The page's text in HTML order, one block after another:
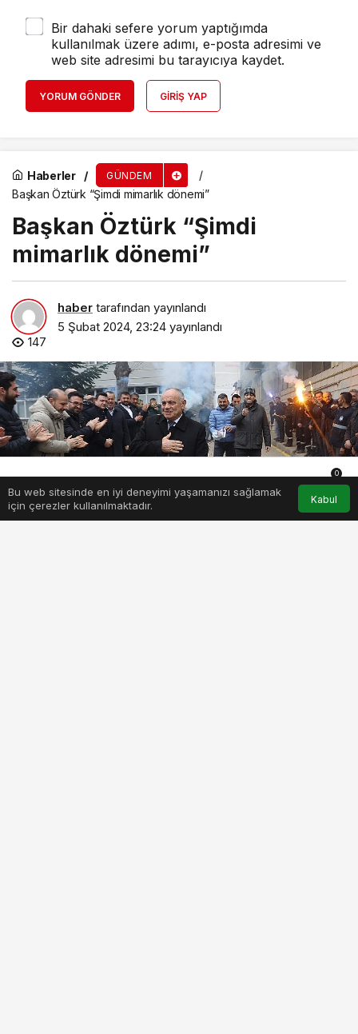
Bir dahaki sefere yorum yaptığımda
kullanılmak üzere adımı, e-posta adresimi ve
web site adresimi bu tarayıcıya kaydet.
YORUM GÖNDER GIRIŞ YAP
Haberler GÜNDEM
Başkan Öztürk “Şimdi mimarlık dönemi”
Başkan Öztürk “Şimdi
mimarlık dönemi”
haber tarafından yayınlandı
5 Şubat 2024, 23:24 yayınlandı
147
Bu web sitesinde en iyi deneyimi yaşamanızı sağlamak
için çerezler kullanılmaktadır.
Kabul
Anasayfa Akış Hesabım Bildirimler
0